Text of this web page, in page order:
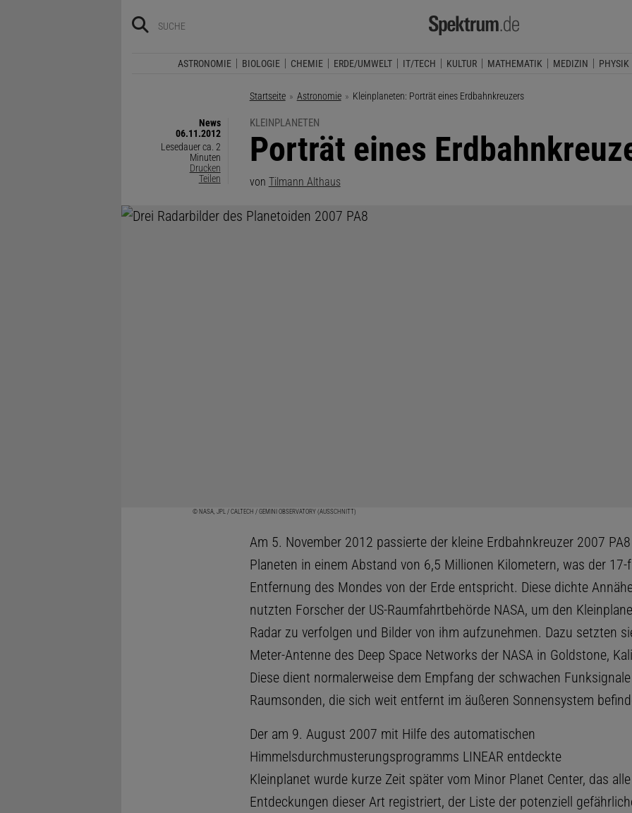
ASTRONOMIE BIOLOGIE CHEMIE ERDE/UMWELT IT/TECH KULTUR MATHEMATIK MEDIZIN PHYSIK
Startseite Astronomie Aktuelle Seite:
Kleinplaneten: Porträt eines Erdbahnkreuzers
News
06.11.2012
Lesedauer ca. 2
Minuten
Drucken
Teilen
KLEINPLANETEN
:
Porträt eines
von Tilmann Althaus
© NASA, JPL / CALTECH / GEMINI OBSERVATORY (AUSSCHNITT)
Am 5. November 2012 passierte der kleine Erdbahnkreuzer 2007
Planeten in einem Abstand von 6,5 Millionen Kilometern, was der 17-
Entfernung des Mondes von der Erde entspricht. Diese dichte
nutzten Forscher der US-Raumfahrtbehörde NASA, um den
Radar zu verfolgen und Bilder von ihm aufzunehmen. Dazu setzten
Meter-Antenne des Deep Space Networks der NASA in Goldstone,
Diese dient normalerweise dem Empfang der schwachen
Raumsonden, die sich weit entfernt im äußeren Sonnensystem
Der am 9. August 2007 mit Hilfe des automatischen
Himmelsdurchmusterungsprogramms LINEAR entdeckte
Kleinplanet wurde kurze Zeit später vom Minor Planet Center, das alle
Entdeckungen dieser Art registriert, der Liste der potenziell